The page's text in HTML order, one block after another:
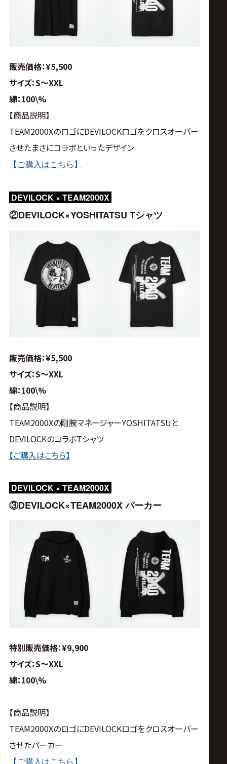
販売価格：¥5,500
サイズ：S〜XXL
綿：100\%
【商品説明】
TEAM2000XのロゴにDEVILOCKロゴをクロスオーバー
させたまさにコラボといったデザイン
【ご購入はこちら】
DEVILOCK × TEAM2000X
②DEVILOCK×YOSHITATSU Tシャツ
販売価格：¥5,500
サイズ：S〜XXL
綿：100\%
【商品説明】
TEAM2000Xの剛腕マネージャーYOSHITATSUと
DEVILOCKのコラボTシャツ
【ご購入はこちら】
DEVILOCK × TEAM2000X
③DEVILOCK×TEAM2000X パーカー
特別販売価格：¥9,900
サイズ：S〜XXL
綿：100\%
【商品説明】
TEAM2000XのロゴにDEVILOCKロゴをクロスオーバー
させたパーカー
【ご購入はこちら】